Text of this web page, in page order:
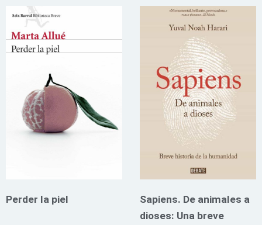
Perder la piel
Sapiens. De animales a
dioses: Una breve